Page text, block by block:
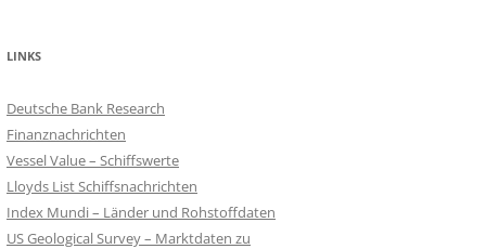
LINKS
Deutsche Bank Research
Finanznachrichten
Vessel Value – Schiffswerte
Lloyds List Schiffsnachrichten
Index Mundi – Länder und Rohstoffdaten
US Geological Survey – Marktdaten zu